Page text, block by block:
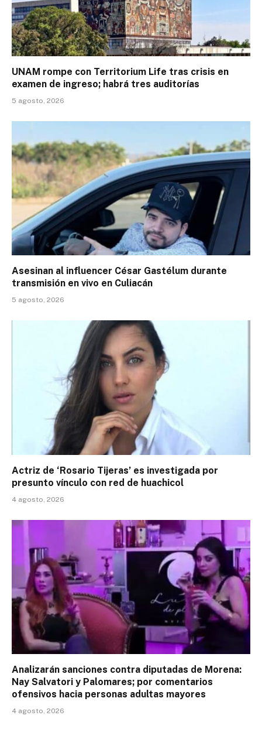
UNAM rompe con Territorium Life tras crisis en
examen de ingreso; habrá tres auditorías
5 agosto, 2026
Asesinan al influencer César Gastélum durante
transmisión en vivo en Culiacán
5 agosto, 2026
Actriz de ‘Rosario Tijeras’ es investigada por
presunto vínculo con red de huachicol
4 agosto, 2026
Analizarán sanciones contra diputadas de Morena:
Nay Salvatori y Palomares; por comentarios
ofensivos hacia personas adultas mayores
4 agosto, 2026